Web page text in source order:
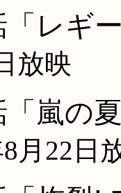
「レギ
放映
「嵐の
月22日